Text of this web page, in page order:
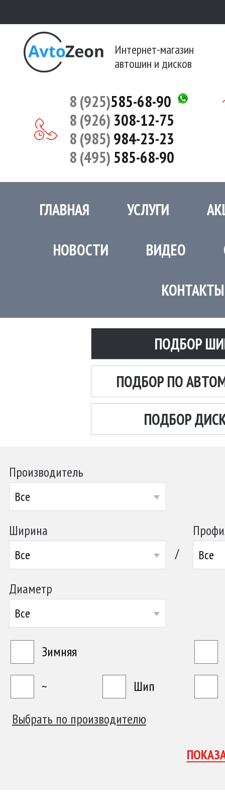
Интернет-магазин
автошин и дисков
8 (925)585-68-90
8 (926) 308-12-75
8 (985)984-23-23
8 (495)585-68-90
ГЛАВНАЯ УСЛУГИ
НОВОСТИ ВИДЕО
КОНТАКТЫ
ПОДБОР
ПОДБОР ПО
ПОДБОР
Производитель
Все
Ширина
Все / Все
Диаметр
Все
Зимняя
~
Шип
Выбрать по производителю